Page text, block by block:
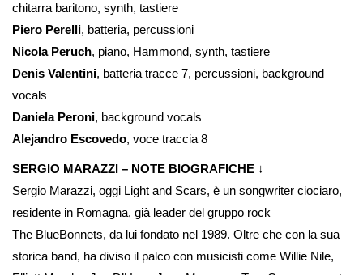
chitarra baritono, synth, tastiere
Piero Perelli, batteria, percussioni
Nicola Peruch, piano, Hammond, synth, tastiere
Denis Valentini, batteria tracce 7, percussioni, background
vocals
Daniela Peroni, background vocals
Alejandro Escovedo, voce traccia 8
SERGIO MARAZZI – NOTE BIOGRAFICHE ↓
Sergio Marazzi, oggi Light and Scars, è un songwriter ciociaro,
residente in Romagna, già leader del gruppo rock
The BlueBonnets, da lui fondato nel 1989. Oltre che con la sua
storica band, ha diviso il palco con musicisti come Willie Nile,